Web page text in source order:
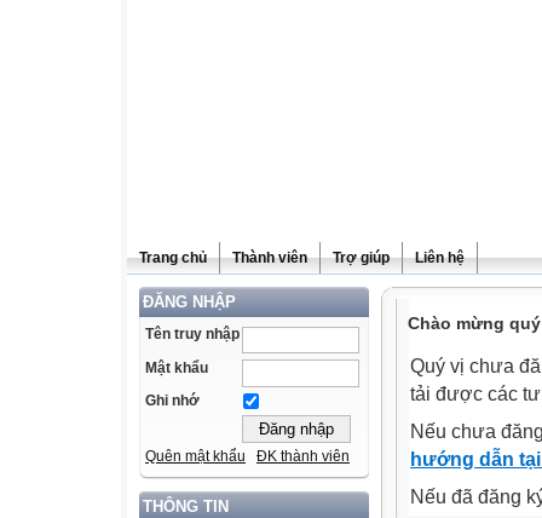
Trang chủ Thành viên Trợ giúp Liên hệ
ĐĂNG NHẬP
Tên truy nhập
Mật khẩu
Ghi nhớ
Quên mật khẩu ĐK thành viên
THÔNG TIN
Chào mừng
Quý vị chưa
tải được các
Nếu chưa
hướng dẫn
Nếu đã đăng